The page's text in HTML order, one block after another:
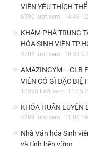
VIÊN YÊU THÍCH
6590 lượt xem 14:49
KHÁM PHÁ TRUNG
HÓA SINH VIÊN
4706 lượt xem 10:39
AMAZINGYM – CLB
VIÊN CÓ GÌ ĐẶC
10595 lượt xem 11:05
KHÓA HUẤN LUYỆN
4289 lượt xem 11:06
Nhà Văn hóa Sinh